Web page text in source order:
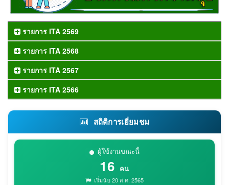
รายการ ITA 2569
รายการ ITA 2568
รายการ ITA 2567
รายการ ITA 2566
สถิติการเยี่ยมชม
ผู้ใช้งานขณะนี้
16 คน
เริ่มนับ 20 ส.ค. 2565